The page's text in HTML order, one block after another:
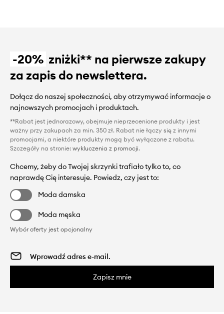
-20% zniżki** na pierwsze zakupy
za zapis do newslettera.
Dołącz do naszej społeczności, aby otrzymywać informacje o
najnowszych promocjach i produktach.
**Rabat jest jednorazowy, obejmuje nieprzecenione produkty i jest
ważny przy zakupach za min. 350 zł. Rabat nie łączy się z innymi
promocjami, a niektóre produkty mogą być wyłączone z rabatu.
Szczegóły na stronie: wykluczenia z promocji.
Chcemy, żeby do Twojej skrzynki trafiało tylko to, co
naprawdę Cię interesuje. Powiedz, czy jest to:
Moda damska
Moda męska
Wybór oferty jest opcjonalny
Zapisz mnie